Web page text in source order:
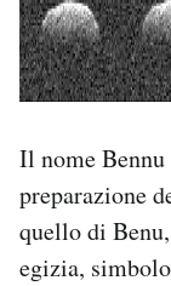
Il nome
preparazione
quello di
egizia,